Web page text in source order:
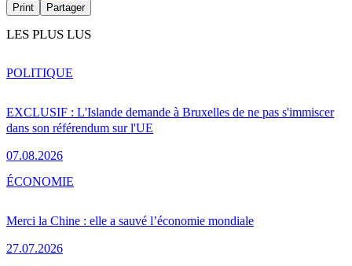
Print Partager
LES PLUS LUS
EXCLUSIF : L'Islande demande à Bruxelles de ne pas s'immiscer
dans son référendum sur l'UE
07.08.2026
POLITIQUE
Merci la Chine : elle a sauvé l’économie mondiale
27.07.2026
ÉCONOMIE